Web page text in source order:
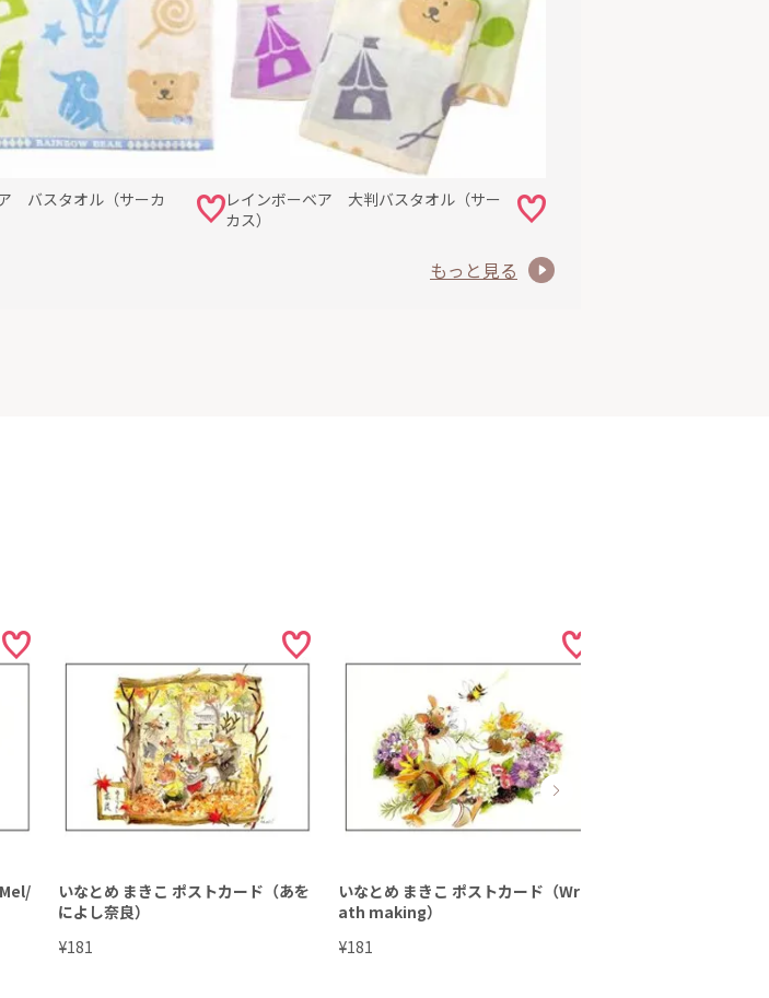
バスタオル（サーカ
レインボーベア 大判バスタオル（サー
カス）
もっと見る
いなとめ まきこ ポストカード（あを
によし奈良）
¥181
いなとめ まきこ ポストカード（Wre
ath making）
¥181